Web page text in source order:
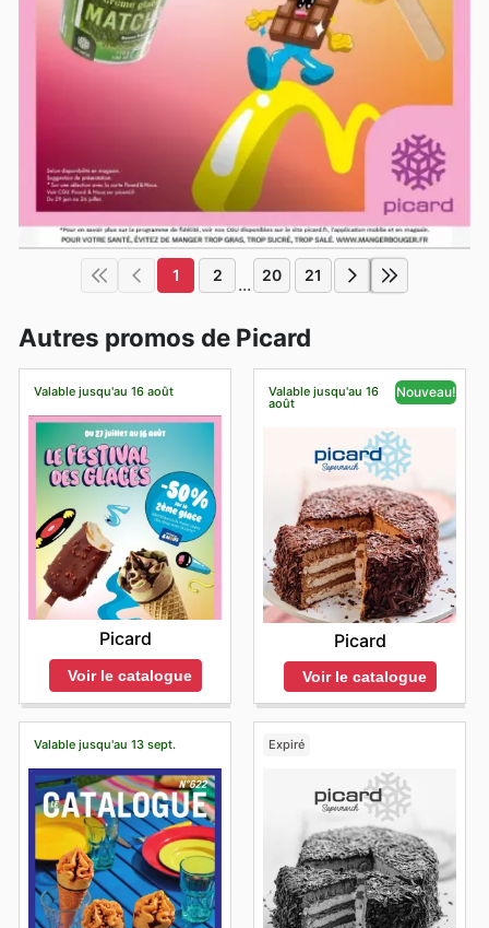
1 2 ... 20 21
Autres promos de Picard
Valable jusqu'au 16 août
Picard
Voir le catalogue
Valable jusqu'au 16
août
Nouveau!
Picard
Voir le catalogue
Valable jusqu'au 13 sept. Expiré